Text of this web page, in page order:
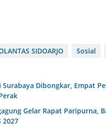
SIDOARJO Sosial
Dibongkar, Empat
Gelar Rapat Paripurna,
2027